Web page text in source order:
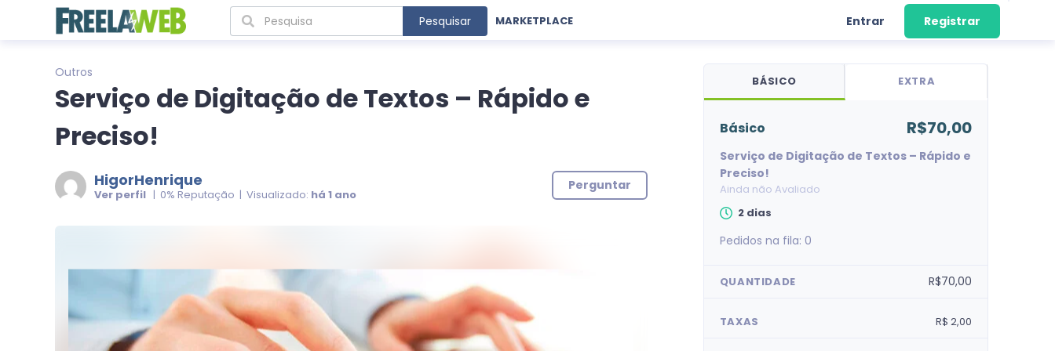
Pesquisar MARKETPLACE Entrar Registrar
Outros
Serviço de Digitação de Textos – Rápido e
Preciso!
HigorHenrique
Ver perfil | 0% Reputação | Visualizado: há 1 ano
Perguntar
BÁSICO EXTRA
básico R$70,00
Serviço de Digitação de Textos – Rápido e
Preciso!
Ainda não Avaliado
2 dias
Pedidos na fila: 0
QUANTIDADE R$70,00
TAXAS R$ 2,00